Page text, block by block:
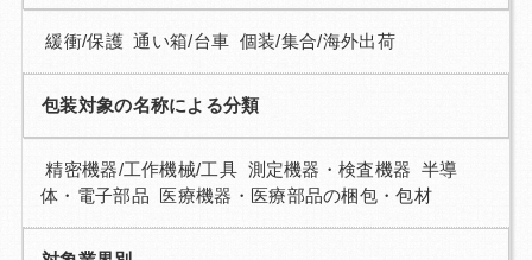
緩衝/保護 通い箱/台車 個装/集合/海外出荷
包装対象の名称による分類
精密機器/工作機械/工具 測定機器・検査機器 半導
体・電子部品 医療機器・医療部品の梱包・包材